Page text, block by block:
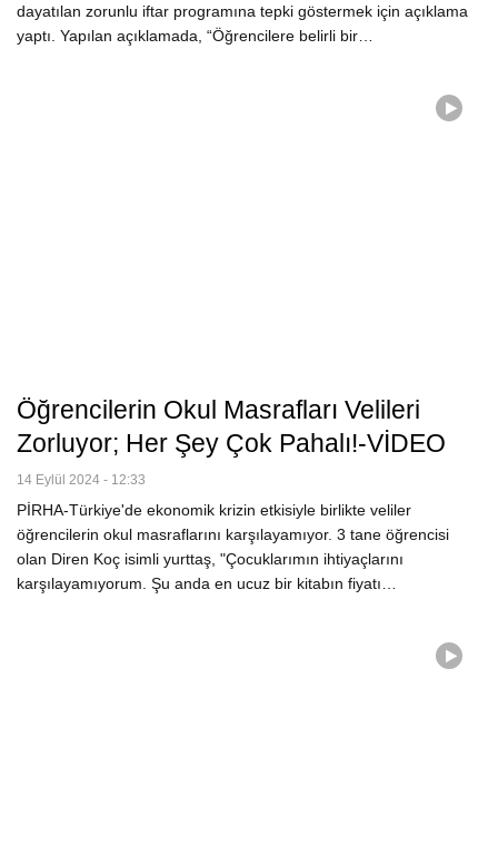
dayatılan zorunlu iftar programına tepki göstermek için açıklama
yaptı. Yapılan açıklamada, “Öğrencilere belirli bir…
Öğrencilerin Okul Masrafları Velileri
Zorluyor; Her Şey Çok Pahalı!-VİDEO
14 Eylül 2024 - 12:33
PİRHA-Türkiye'de ekonomik krizin etkisiyle birlikte veliler
öğrencilerin okul masraflarını karşılayamıyor. 3 tane öğrencisi
olan Diren Koç isimli yurttaş, "Çocuklarımın ihtiyaçlarını
karşılayamıyorum. Şu anda en ucuz bir kitabın fiyatı…